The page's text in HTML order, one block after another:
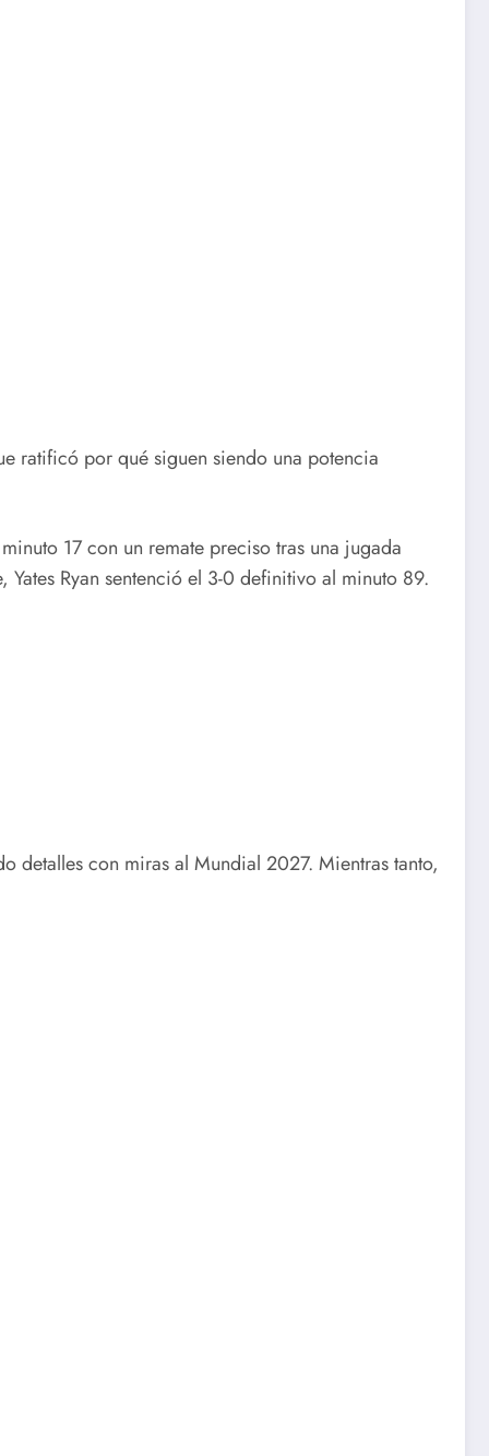
ratificó por qué siguen siendo una potencia
17 con un remate preciso tras una jugada
Ryan sentenció el 3-0 definitivo al minuto 89.
detalles con miras al Mundial 2027. Mientras tanto,